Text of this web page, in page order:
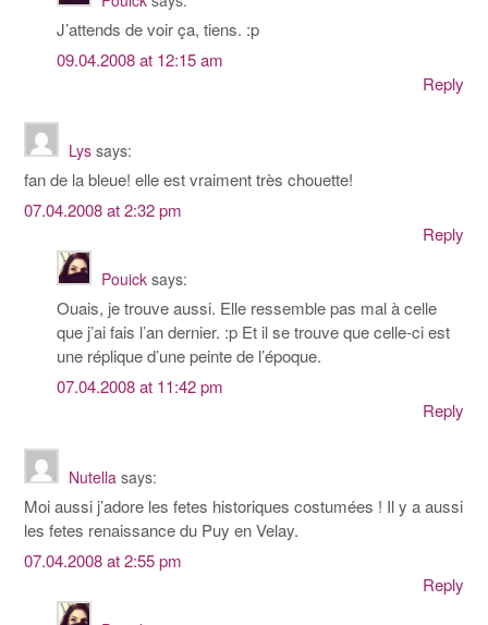
J’attends de voir ça, tiens. :p
09.04.2008 at 12:15 am
Reply
Lys says:
fan de la bleue! elle est vraiment très chouette!
07.04.2008 at 2:32 pm
Reply
Pouick says:
Ouais, je trouve aussi. Elle ressemble pas mal à celle
que j’ai fais l’an dernier. :p Et il se trouve que celle-ci est
une réplique d’une peinte de l’époque.
07.04.2008 at 11:42 pm
Reply
Nutella says:
Moi aussi j’adore les fetes historiques costumées ! Il y a aussi
les fetes renaissance du Puy en Velay.
07.04.2008 at 2:55 pm
Reply